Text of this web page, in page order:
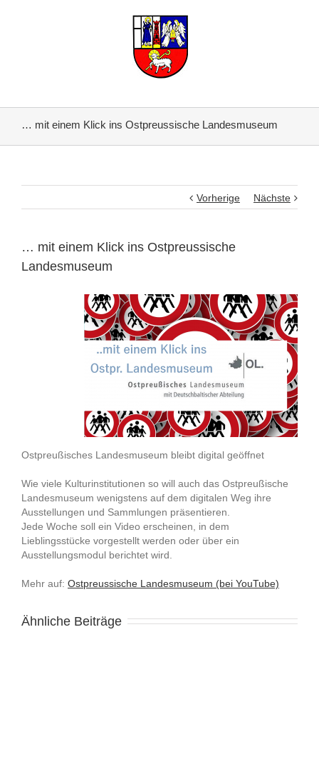
… mit einem Klick ins Ostpreussische Landesmuseum
Vorherige Nächste
… mit einem Klick ins Ostpreussische
Landesmuseum
Ostpreußisches Landesmuseum bleibt digital geöffnet
Wie viele Kulturinstitutionen so will auch das Ostpreußische
Landesmuseum wenigstens auf dem digitalen Weg ihre
Ausstellungen und Sammlungen präsentieren.
Jede Woche soll ein Video erscheinen, in dem
Lieblingsstücke vorgestellt werden oder über ein
Ausstellungsmodul berichtet wird.
Mehr auf: Ostpreussische Landesmuseum (bei YouTube)
Ähnliche Beiträge